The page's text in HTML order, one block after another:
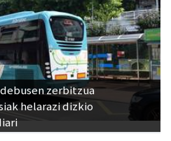
zerbitzua
helarazi dizkio